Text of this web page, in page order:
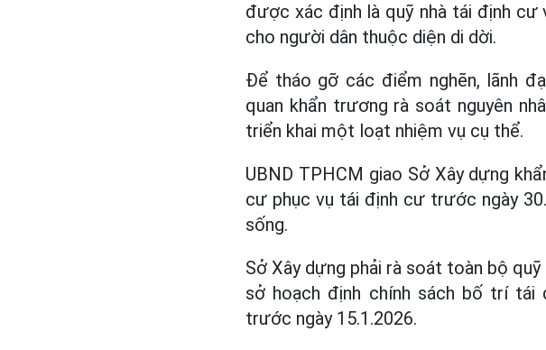
được xác định là quỹ nhà tái định
cho người dân thuộc diện di dời.
Để tháo gỡ các điểm nghẽn, lãnh
quan khẩn trương rà soát nguyên
triển khai một loạt nhiệm vụ cụ thể.
UBND TPHCM giao Sở Xây dựng
cư phục vụ tái định cư trước ngày
sống.
Sở Xây dựng phải rà soát toàn bộ
sở hoạch định chính sách bố trí
trước ngày 15.1.2026.